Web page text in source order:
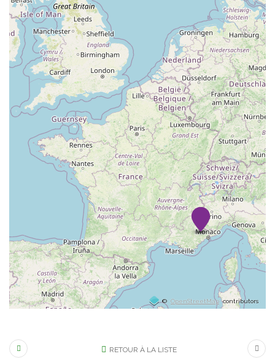
© OpenStreetMap contributors
RETOUR À LA LISTE